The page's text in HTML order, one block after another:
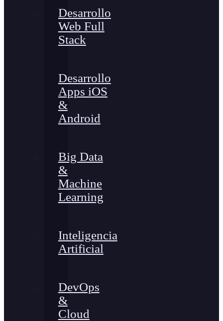
Desarrollo
Web Full
Stack
Desarrollo
Apps iOS
&
Android
Big Data
&
Machine
Learning
Inteligencia
Artificial
DevOps
&
Cloud